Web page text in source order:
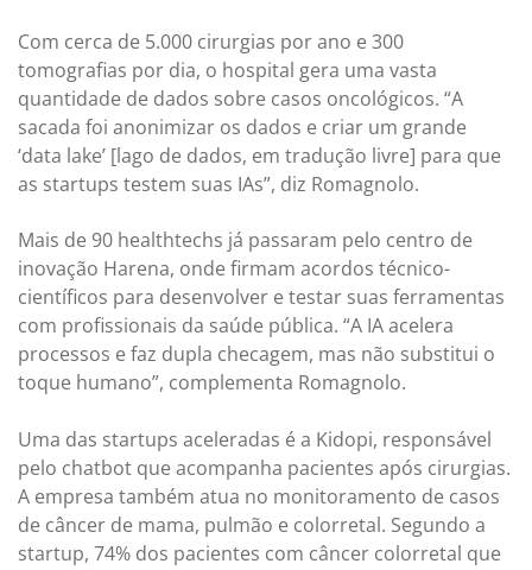
Com cerca de 5.000 cirurgias por ano e 300
tomografias por dia, o hospital gera uma vasta
quantidade de dados sobre casos oncológicos. “A
sacada foi anonimizar os dados e criar um grande
‘data lake’ [lago de dados, em tradução livre] para que
as startups testem suas IAs”, diz Romagnolo.
Mais de 90 healthtechs já passaram pelo centro de
inovação Harena, onde firmam acordos técnico-
científicos para desenvolver e testar suas ferramentas
com profissionais da saúde pública. “A IA acelera
processos e faz dupla checagem, mas não substitui o
toque humano”, complementa Romagnolo.
Uma das startups aceleradas é a Kidopi, responsável
pelo chatbot que acompanha pacientes após cirurgias.
A empresa também atua no monitoramento de casos
de câncer de mama, pulmão e colorretal. Segundo a
startup, 74% dos pacientes com câncer colorretal que